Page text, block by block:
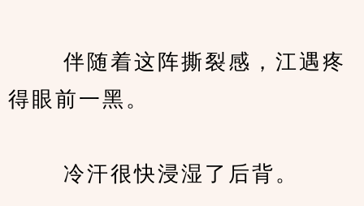
伴随着这阵撕裂感，江遇疼
得眼前一黑。
冷汗很快浸湿了后背。